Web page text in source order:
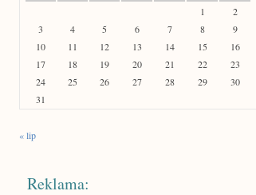
1
2
3
4 5 6 7 8
9
10
11 12 13 14 15
16
17
18 19 20 21 22
23
24
25 26 27 28 29
30
31
« lip
Reklama: